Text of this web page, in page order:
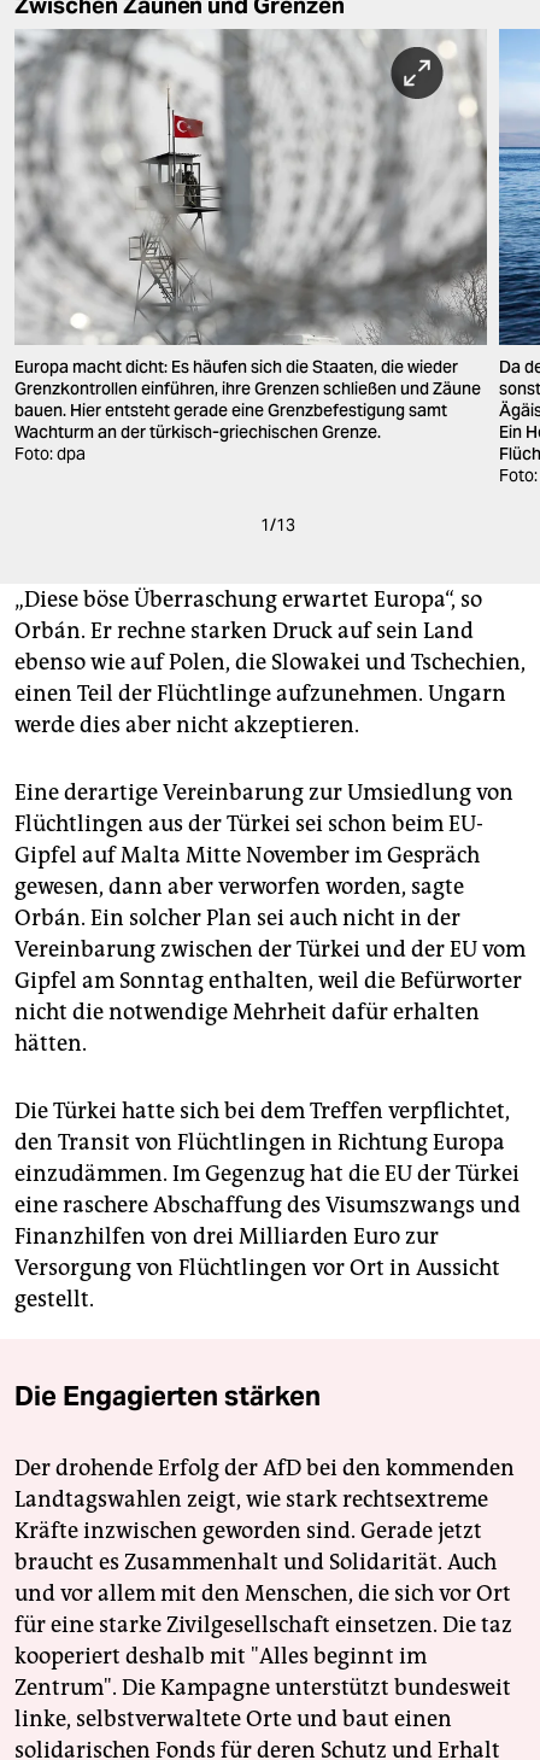
Europa macht dicht: Es häufen sich die Staaten, die wieder
Grenzkontrollen einführen, ihre Grenzen schließen und Zäune
bauen. Hier entsteht gerade eine Grenzbefestigung samt
Wachturm an der türkisch-griechischen Grenze.
Foto: dpa
Da
Ein
1/13
„Diese böse Überraschung erwartet Europa“, so
Orbán. Er rechne starken Druck auf sein Land
ebenso wie auf Polen, die Slowakei und Tschechien,
einen Teil der Flüchtlinge aufzunehmen. Ungarn
werde dies aber nicht akzeptieren.
Eine derartige Vereinbarung zur Umsiedlung von
Flüchtlingen aus der Türkei sei schon beim EU-
Gipfel auf Malta Mitte November im Gespräch
gewesen, dann aber verworfen worden, sagte
Orbán. Ein solcher Plan sei auch nicht in der
Vereinbarung zwischen der Türkei und der EU vom
Gipfel am Sonntag enthalten, weil die Befürworter
nicht die notwendige Mehrheit dafür erhalten
hätten.
Die Türkei hatte sich bei dem Treffen verpflichtet,
den Transit von Flüchtlingen in Richtung Europa
einzudämmen. Im Gegenzug hat die EU der Türkei
eine raschere Abschaffung des Visumszwangs und
Finanzhilfen von drei Milliarden Euro zur
Versorgung von Flüchtlingen vor Ort in Aussicht
gestellt.
Die Engagierten stärken
Der drohende Erfolg der AfD bei den kommenden
Landtagswahlen zeigt, wie stark rechtsextreme
Kräfte inzwischen geworden sind. Gerade jetzt
braucht es Zusammenhalt und Solidarität. Auch
und vor allem mit den Menschen, die sich vor Ort
für eine starke Zivilgesellschaft einsetzen. Die taz
kooperiert deshalb mit "Alles beginnt im
Zentrum". Die Kampagne unterstützt bundesweit
linke, selbstverwaltete Orte und baut einen
solidarischen Fonds für deren Schutz und Erhalt